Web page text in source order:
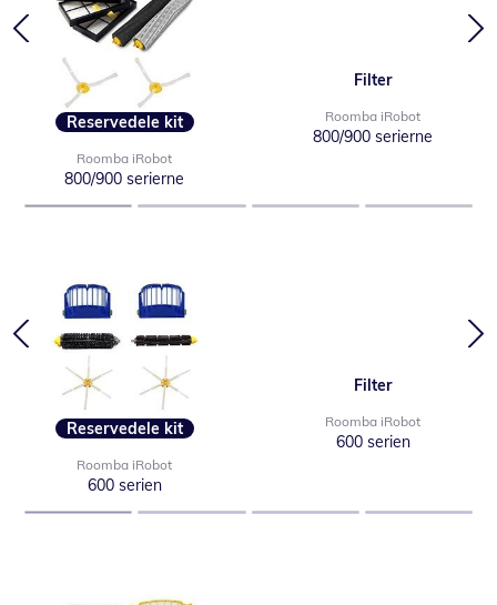
Reservedele kit
Roomba iRobot
800/900 serierne
Filter
Roomba iRobot
800/900 serierne
Reservedele kit
Roomba iRobot
600 serien
Filter
Roomba iRobot
600 serien